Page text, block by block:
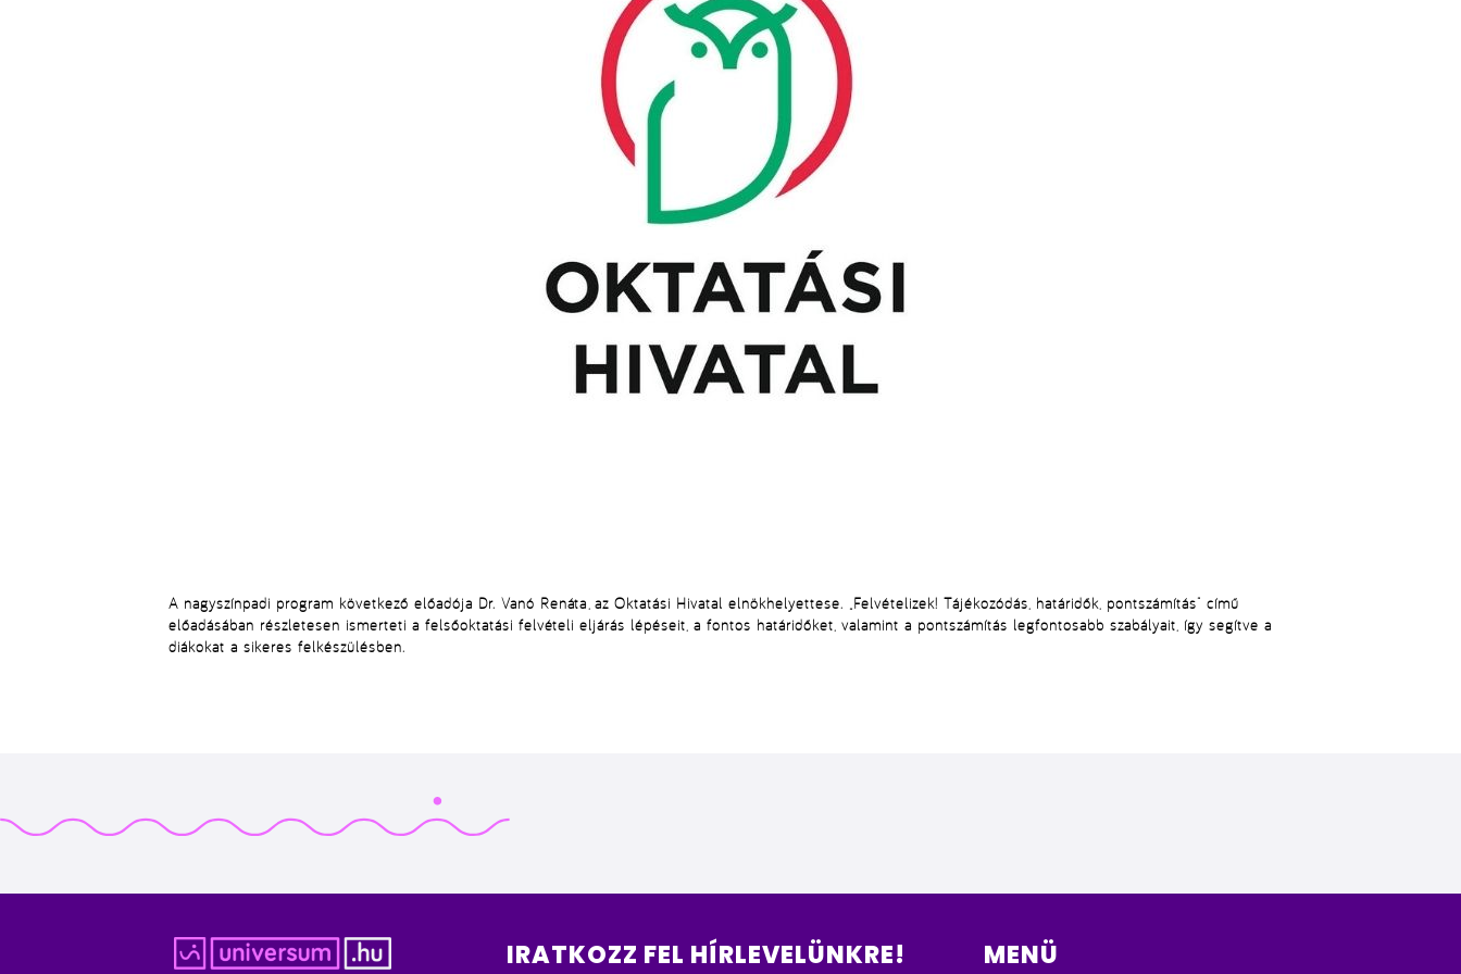
A nagyszínpadi program következő előadója Dr. Vanó Renáta , az Oktatási Hivatal elnökhelyettese. „Felvételizek! Tájékozódás, határidők, pontszámítás” című
előadásában részletesen ismerteti a felsőoktatási felvételi eljárás lépéseit , a fontos határidőket, valamint a pontszámítás legfontosabb szabályait , így segítve a
diákokat a sikeres felkészülésben.
IRATKOZZ FEL HÍRLEVELÜNKRE! MENÜ